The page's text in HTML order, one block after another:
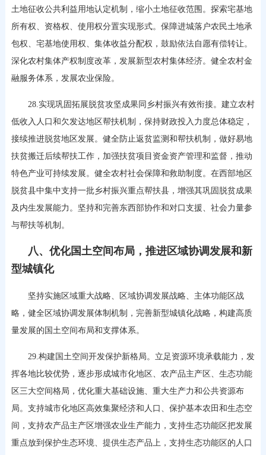
土地征收公共利益用地认定机制，缩小土地征收范围。探索宅基地
所有权、资格权、使用权分置实现形式。保障进城落户农民土地承
包权、宅基地使用权、集体收益分配权，鼓励依法自愿有偿转让。
深化农村集体产权制度改革，发展新型农村集体经济。健全农村金
融服务体系，发展农业保险。
28.实现巩固拓展脱贫攻坚成果同乡村振兴有效衔接。建立农村
低收入人口和欠发达地区帮扶机制，保持财政投入力度总体稳定，
接续推进脱贫地区发展。健全防止返贫监测和帮扶机制，做好易地
扶贫搬迁后续帮扶工作，加强扶贫项目资金资产管理和监督，推动
特色产业可持续发展。健全农村社会保障和救助制度。在西部地区
脱贫县中集中支持一批乡村振兴重点帮扶县，增强其巩固脱贫成果
及内生发展能力。坚持和完善东西部协作和对口支援、社会力量参
与帮扶等机制。
八、优化国土空间布局，推进区域协调发展和新
型城镇化
坚持实施区域重大战略、区域协调发展战略、主体功能区战
略，健全区域协调发展体制机制，完善新型城镇化战略，构建高质
量发展的国土空间布局和支撑体系。
29.构建国土空间开发保护新格局。立足资源环境承载能力，发
挥各地比较优势，逐步形成城市化地区、农产品主产区、生态功能
区三大空间格局，优化重大基础设施、重大生产力和公共资源布
局。支持城市化地区高效集聚经济和人口、保护基本农田和生态空
间，支持农产品主产区增强农业生产能力，支持生态功能区把发展
重点放到保护生态环境、提供生态产品上，支持生态功能区的人口